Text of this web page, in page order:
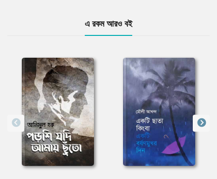
এ রকম আরও বই